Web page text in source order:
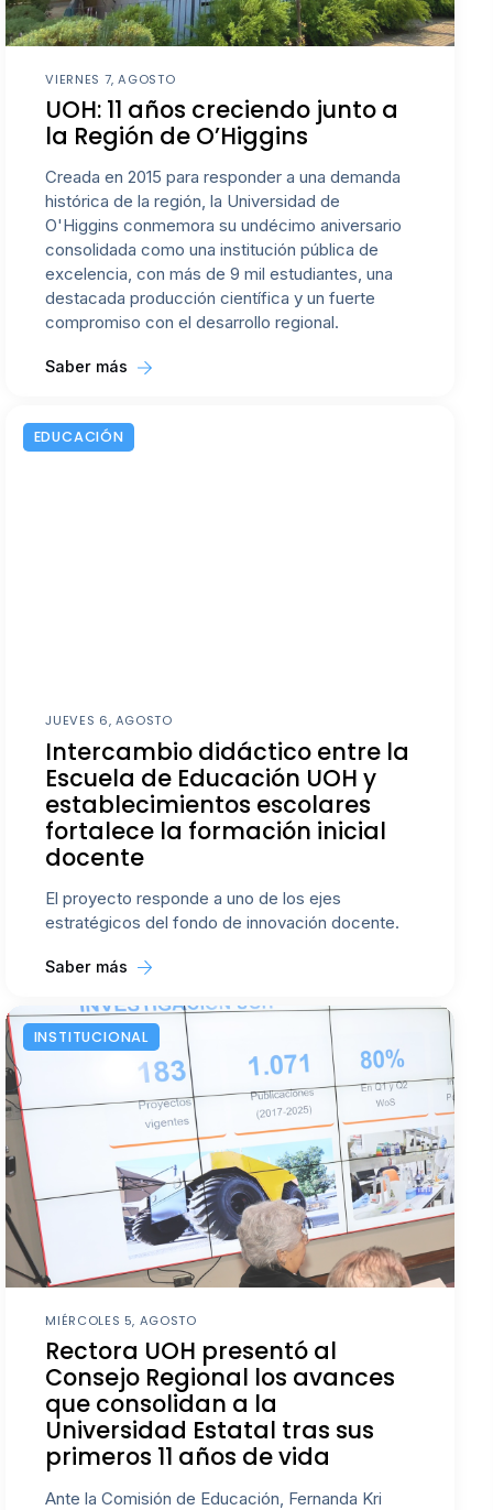
VIERNES 7, AGOSTO
UOH: 11 años creciendo junto a
la Región de O’Higgins
Creada en 2015 para responder a una demanda
histórica de la región, la Universidad de
O'Higgins conmemora su undécimo aniversario
consolidada como una institución pública de
excelencia, con más de 9 mil estudiantes, una
destacada producción científica y un fuerte
compromiso con el desarrollo regional.
Saber más
EDUCACIÓN
JUEVES 6, AGOSTO
Intercambio didáctico entre la
Escuela de Educación UOH y
establecimientos escolares
fortalece la formación inicial
docente
El proyecto responde a uno de los ejes
estratégicos del fondo de innovación docente.
Saber más
INSTITUCIONAL
MIÉRCOLES 5, AGOSTO
Rectora UOH presentó al
Consejo Regional los avances
que consolidan a la
Universidad Estatal tras sus
primeros 11 años de vida
Ante la Comisión de Educación, Fernanda Kri